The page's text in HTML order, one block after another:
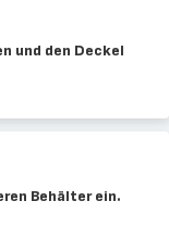
und den Deckel
Behälter ein.